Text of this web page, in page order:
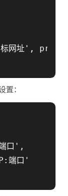
网址',
置：
口',
端口'